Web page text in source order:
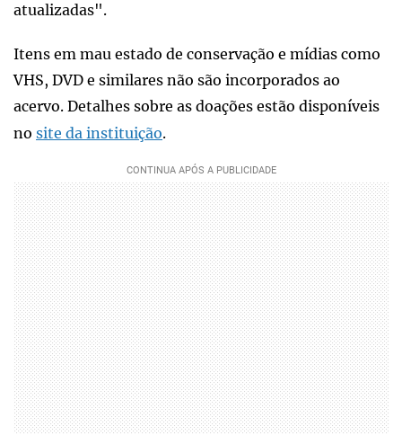
atualizadas".
Itens em mau estado de conservação e mídias como
VHS, DVD e similares não são incorporados ao
acervo. Detalhes sobre as doações estão disponíveis
no site da instituição.